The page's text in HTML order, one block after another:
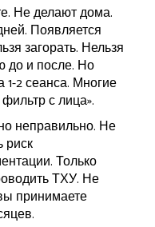
Не делают дома.
Появляется
загорать. Нельзя
до и после. Но
1-2 сеанса. Многие
с лица».
неправильно. Не
риск
Только
ТХУ. Не
принимаете